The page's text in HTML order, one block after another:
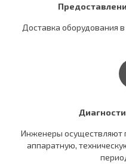
Доставка оборудования
Инженеры осуществляют
аппаратную,